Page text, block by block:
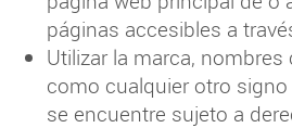
páginas accesibles a
Utilizar la marca,
como cualquier otro
se encuentre sujeto a